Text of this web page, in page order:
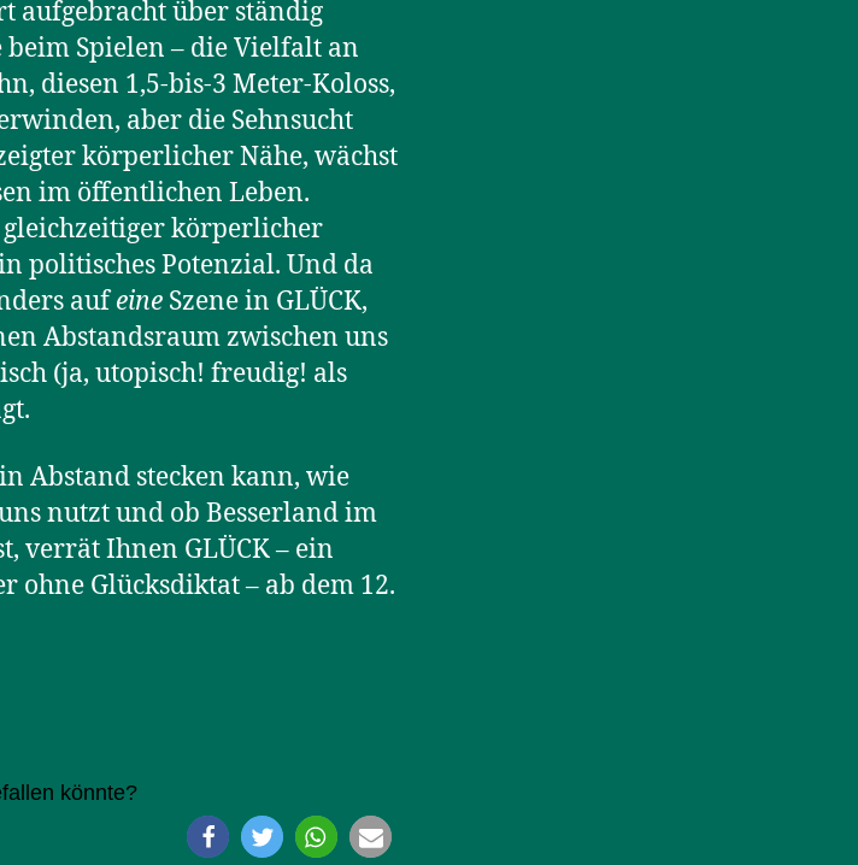
aufgebracht über ständig
Spielen – die Vielfalt an
diesen 1,5-bis-3 Meter-Koloss,
aber die Sehnsucht
körperlicher Nähe, wächst
im öffentlichen Leben.
gleichzeitiger körperlicher
politisches Potenzial. Und da
aufeine Szene in GLÜCK,
Abstandsraum zwischen uns
(ja, utopisch! freudig! als
Abstand stecken kann, wie
nutzt und ob Besserland im
verrät Ihnen GLÜCK – ein
ohne Glücksdiktat – ab dem 12.
könnte?